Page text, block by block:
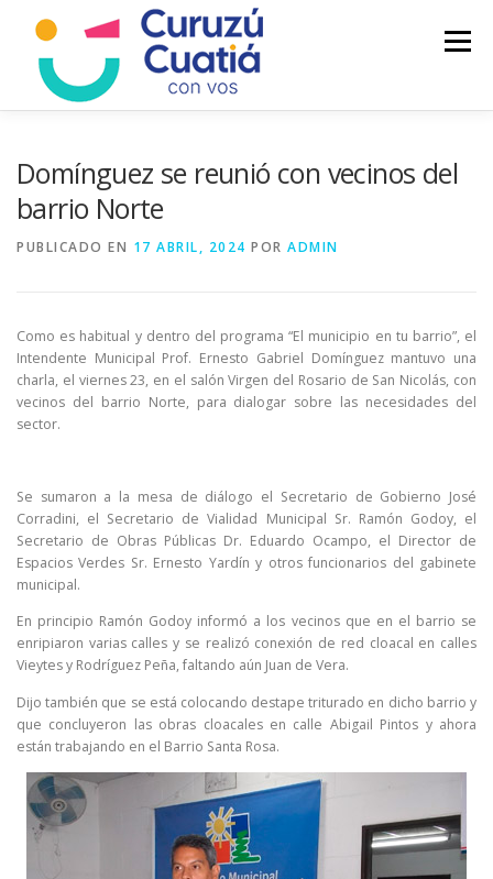
contenido
Menú
Domínguez se reunió con vecinos del
barrio Norte
PUBLICADO EN 17 ABRIL, 2024 POR ADMIN
Como es habitual y dentro del programa “El municipio en tu barrio”, el
Intendente Municipal Prof. Ernesto Gabriel Domínguez mantuvo una
charla, el viernes 23, en el salón Virgen del Rosario de San Nicolás, con
vecinos del barrio Norte, para dialogar sobre las necesidades del
sector.
Se sumaron a la mesa de diálogo el Secretario de Gobierno José
Corradini, el Secretario de Vialidad Municipal Sr. Ramón Godoy, el
Secretario de Obras Públicas Dr. Eduardo Ocampo, el Director de
Espacios Verdes Sr. Ernesto Yardín y otros funcionarios del gabinete
municipal.
En principio Ramón Godoy informó a los vecinos que en el barrio se
enripiaron varias calles y se realizó conexión de red cloacal en calles
Vieytes y Rodríguez Peña, faltando aún Juan de Vera.
Dijo también que se está colocando destape triturado en dicho barrio y
que concluyeron las obras cloacales en calle Abigail Pintos y ahora
están trabajando en el Barrio Santa Rosa.